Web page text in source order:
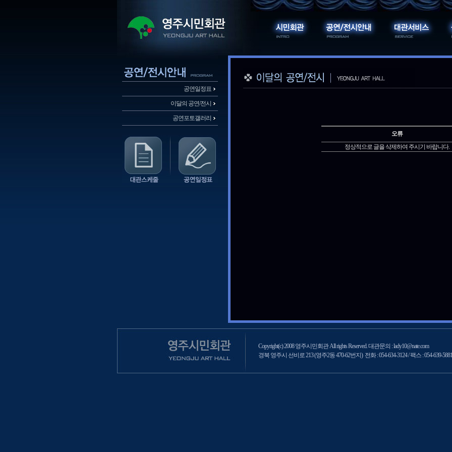
공연일정표
이달의 공연/전시
공연포토갤러리
오류
정상적으로 글을 삭제하여 주시기 바랍니다.
Copyright(c) 2008 영주시민회관 All rights Reserved. 대관문의 : lady10@nate.com
경북 영주시 선비로 213 (영주2동 470-62번지) 전화 : 054-634-3124 / 팩스 : 054-639-5881